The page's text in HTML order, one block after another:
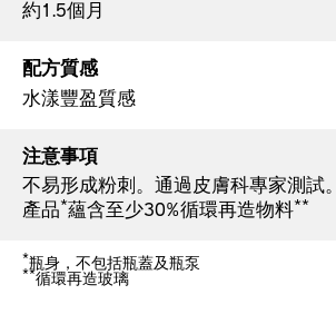
約1.5個月
配方質感
水漾豐盈質感
注意事項
不易形成粉刺。通過皮膚科專家測試。
產品*蘊含至少30%循環再造物料**
*瓶身，不包括瓶蓋及瓶泵
**循環再造玻璃​